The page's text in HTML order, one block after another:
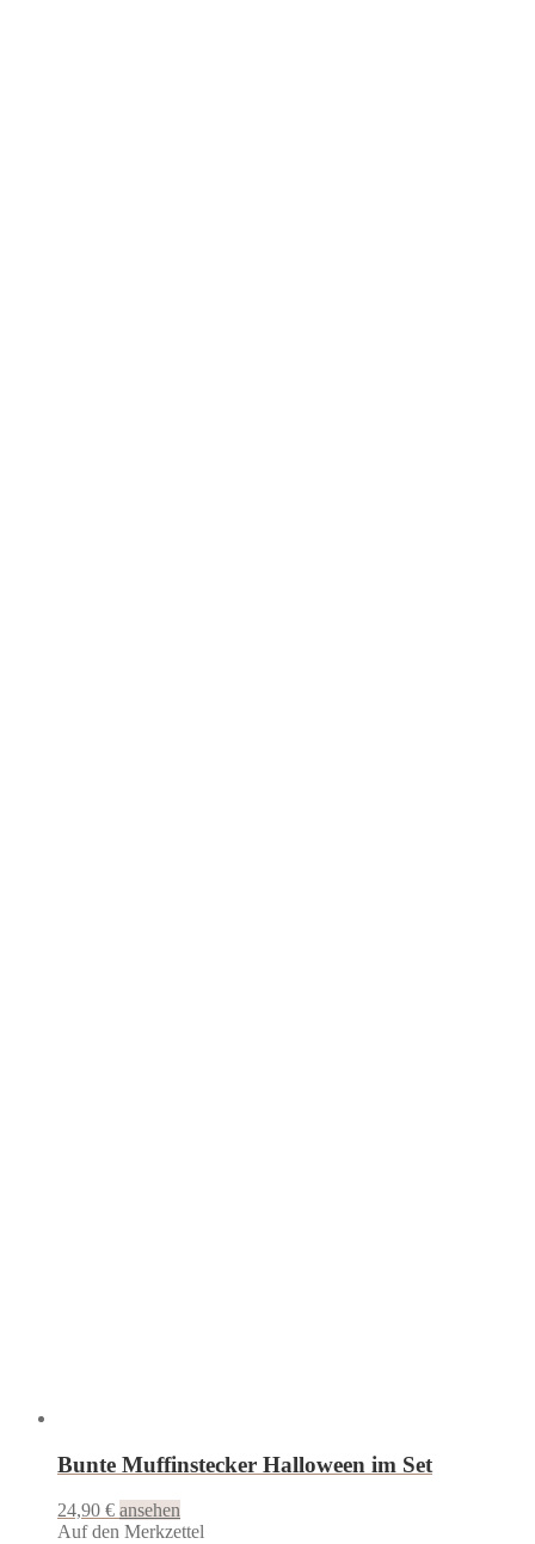
Bunte Muffinstecker Halloween im Set
24,90 € ansehen
Auf den Merkzettel